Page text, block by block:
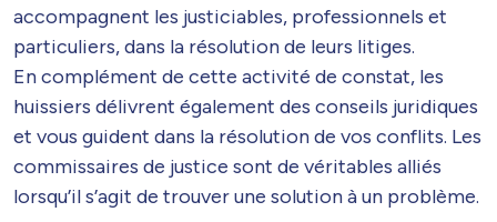
accompagnent les justiciables, professionnels et
particuliers, dans la résolution de leurs litiges.
En complément de cette activité de constat, les
huissiers délivrent également des conseils juridiques
et vous guident dans la résolution de vos conflits. Les
commissaires de justice sont de véritables alliés
lorsqu’il s’agit de trouver une solution à un problème.